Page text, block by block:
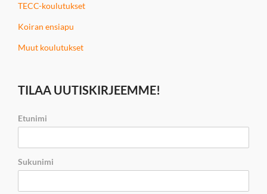
TECC-koulutukset
Koiran ensiapu
Muut koulutukset
TILAA UUTISKIRJEEMME!
Etunimi
Sukunimi